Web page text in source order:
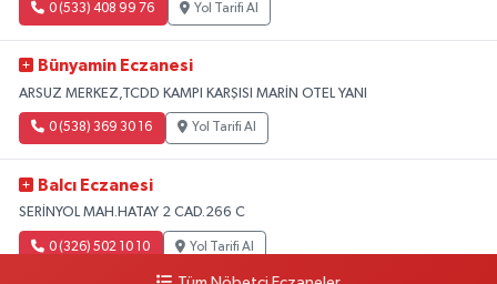
0 (533) 408 99 76 Yol Tarifi Al
Bünyamin Eczanesi
ARSUZ MERKEZ,TCDD KAMPI KARŞISI MARİN OTEL YANI
0 (538) 369 30 16 Yol Tarifi Al
Balcı Eczanesi
SERİNYOL MAH.HATAY 2 CAD.266 C
0 (326) 502 10 10 Yol Tarifi Al